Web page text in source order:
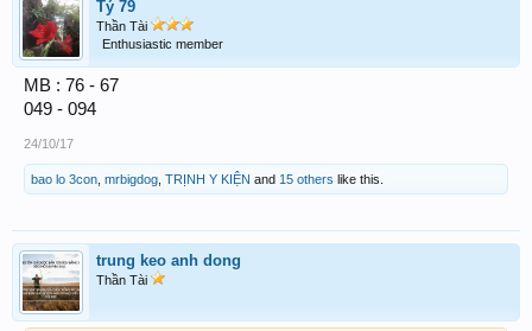
Tý 79
Thần Tài
Enthusiastic member
MB : 76 - 67
049 - 094
24/10/17
bao lo 3con mrbigdog TRỊNH Y KIỆN and 15 others like this.
trung keo anh dong
Thần Tài